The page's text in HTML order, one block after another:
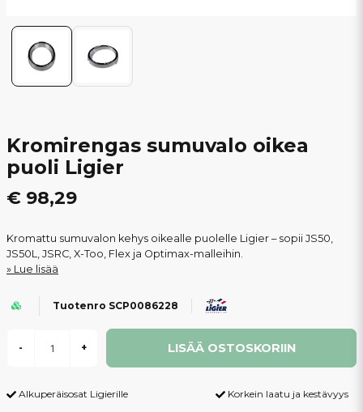
Kromirengas sumuvalo oikea
puoli Ligier
€ 98,29
Kromattu sumuvalon kehys oikealle puolelle Ligier – sopii JS50,
JS50L, JSRC, X-Too, Flex ja Optimax-malleihin.
Lue lisää
Tuotenro SCP0086228
- + LISÄÄ OSTOSKORIIN
Alkuperäisosat Ligierille Korkein laatu ja kestävyys